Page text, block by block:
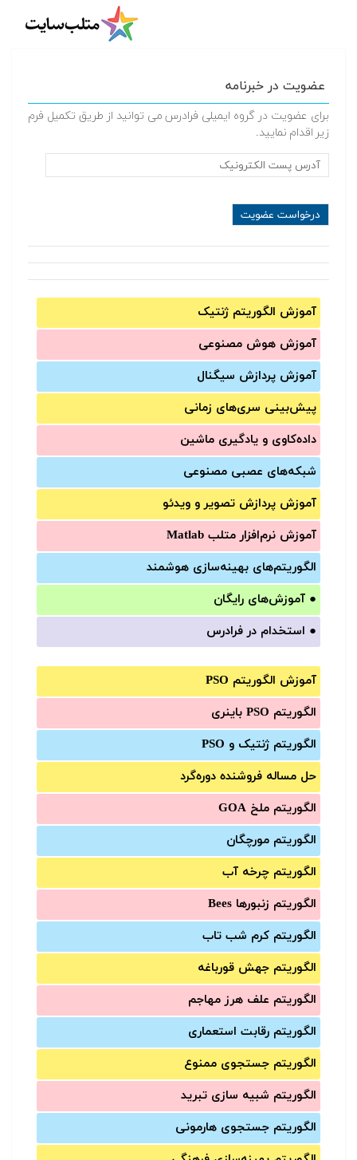
عضویت در خبرنامه
برای عضویت در گروه ایمیلی فرادرس می توانید از طریق تکمیل فرم
زیر اقدام نمایید.
آموزش الگوریتم ژنتیک
آموزش‌ هوش مصنوعی
آموزش‌ پردازش سیگنال
پیش‌‌بینی سری‌‌های زمانی
داده‌کاوی و یادگیری ماشین
شبکه‌های عصبی مصنوعی
آموزش‌ پردازش تصویر و ویدئو
آموزش‌ نرم‌افزار متلب Matlab
الگوریتم‌های بهینه‌سازی هوشمند
● آموزش‌های رایگان
● استخدام در فرادرس
آموزش الگوریتم PSO
الگوریتم PSO باینری
الگوریتم ژنتیک و PSO
حل مساله فروشنده دوره‌گرد
الگوریتم ملخ GOA
الگوریتم مورچگان
الگوریتم چرخه آب
الگوریتم زنبورها Bees
الگوریتم کرم شب تاب
الگوریتم جهش قورباغه
الگوریتم علف هرز مهاجم
الگوریتم رقابت استعماری
الگوریتم جستجوی ممنوع
الگوریتم شبیه سازی تبرید
الگوریتم جستجوی هارمونی